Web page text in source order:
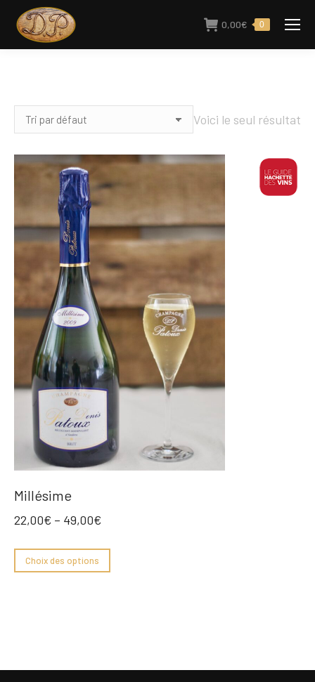
0,00€ 0
Voici le seul résultat
Millésime
22,00€ – 49,00€
Choix des options